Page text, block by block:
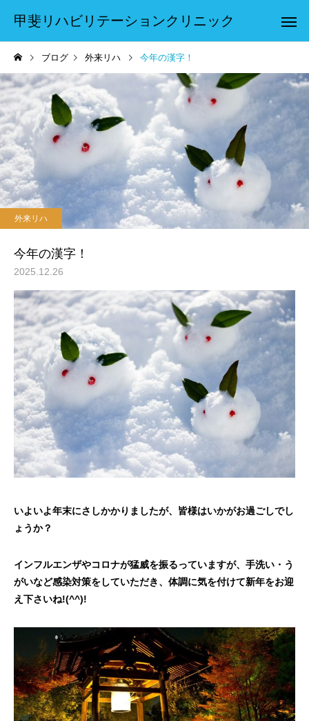
甲斐リハビリテーションクリニック
ブログ 外来リハ 今年の漢字！
外来リハ
今年の漢字！
2025.12.26
いよいよ年末にさしかかりましたが、皆様はいかがお過ごしでし
ょうか？
インフルエンザやコロナが猛威を振るっていますが、手洗い・う
がいなど感染対策をしていただき、体調に気を付けて新年をお迎
え下さいね!(^^)!